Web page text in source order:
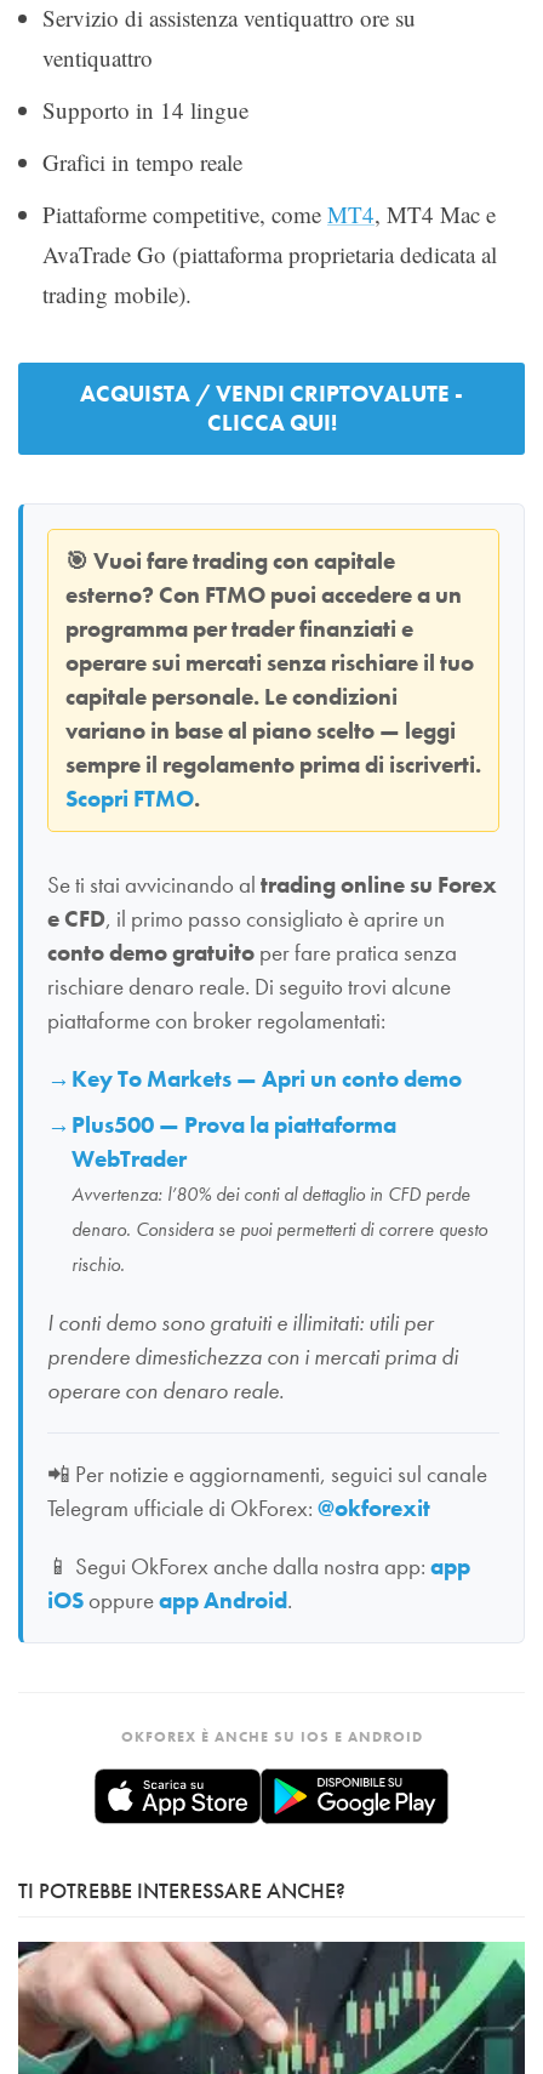
Servizio di assistenza ventiquattro ore su
ventiquattro
Supporto in 14 lingue
Grafici in tempo reale
Piattaforme competitive, come MT4, MT4 Mac e
AvaTrade Go (piattaforma proprietaria dedicata al
trading mobile).
ACQUISTA / VENDI CRIPTOVALUTE -
CLICCA QUI!
🎯 Vuoi fare trading con capitale
esterno? Con FTMO puoi accedere a un
programma per trader finanziati e
operare sui mercati senza rischiare il tuo
capitale personale. Le condizioni
variano in base al piano scelto — leggi
sempre il regolamento prima di iscriverti.
Scopri FTMO.
Se ti stai avvicinando al trading online su Forex
e CFD, il primo passo consigliato è aprire un
conto demo gratuito per fare pratica senza
rischiare denaro reale. Di seguito trovi alcune
piattaforme con broker regolamentati:
Key To Markets — Apri un conto demo
Plus500 — Prova la piattaforma
WebTrader
Avvertenza: l’80% dei conti al dettaglio in CFD perde
denaro. Considera se puoi permetterti di correre questo
rischio.
I conti demo sono gratuiti e illimitati: utili per
prendere dimestichezza con i mercati prima di
operare con denaro reale.
📲 Per notizie e aggiornamenti, seguici sul canale
Telegram ufficiale di OkForex: @okforexit
📱 Segui OkForex anche dalla nostra app: app
iOSoppureapp Android.
OKFOREX È ANCHE SU IOS E ANDROID
TI POTREBBE INTERESSARE ANCHE?